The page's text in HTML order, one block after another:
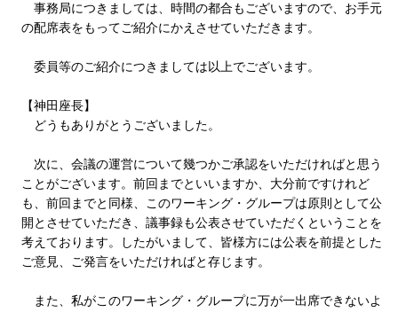
事務局につきましては、時間の都合もございますので、お手元
の配席表をもってご紹介にかえさせていただきます。
委員等のご紹介につきましては以上でございます。
【神田座長】
どうもありがとうございました。
次に、会議の運営について幾つかご承認をいただければと思う
ことがございます。前回までといいますか、大分前ですけれど
も、前回までと同様、このワーキング・グループは原則として公
開とさせていただき、議事録も公表させていただくということを
考えております。したがいまして、皆様方には公表を前提とした
ご意見、ご発言をいただければと存じます。
また、私がこのワーキング・グループに万が一出席できないよ